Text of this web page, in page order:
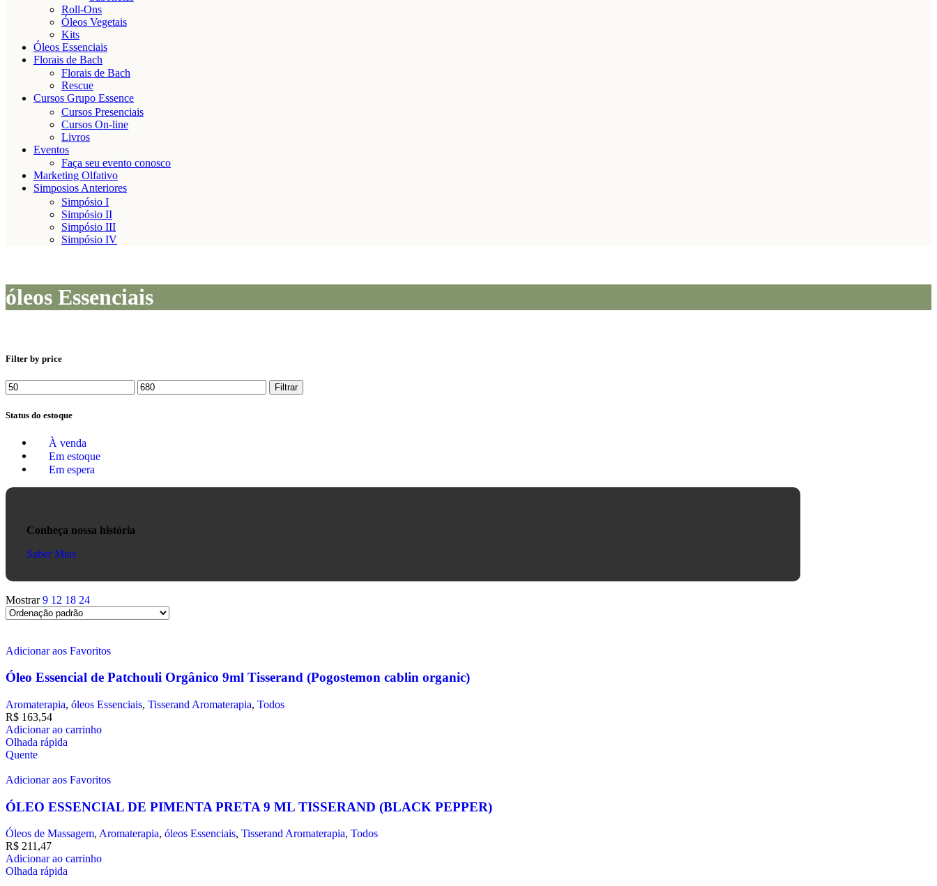
Roll-Ons
Óleos Vegetais
Kits
Óleos Essenciais
Florais de Bach
Florais de Bach
Rescue
Cursos Grupo Essence
Cursos Presenciais
Cursos On-line
Livros
Eventos
Faça seu evento conosco
Marketing Olfativo
Simposios Anteriores
Simpósio I
Simpósio II
Simpósio III
Simpósio IV
óleos Essenciais
Filter by price
Filtrar
Status do estoque
À venda
Em estoque
Em espera
Conheça nossa história
Saber Mais
Mostrar9 12 18 24
Adicionar aos Favoritos
Óleo Essencial de Patchouli Orgânico 9ml Tisserand (Pogostemon cablin organic)
Aromaterapia, óleos Essenciais, Tisserand Aromaterapia, Todos
R$ 163,54
Adicionar ao carrinho
Olhada rápida
Quente
Adicionar aos Favoritos
ÓLEO ESSENCIAL DE PIMENTA PRETA 9 ML TISSERAND (BLACK PEPPER)
Óleos de Massagem, Aromaterapia, óleos Essenciais, Tisserand Aromaterapia, Todos
R$ 211,47
Adicionar ao carrinho
Olhada rápida